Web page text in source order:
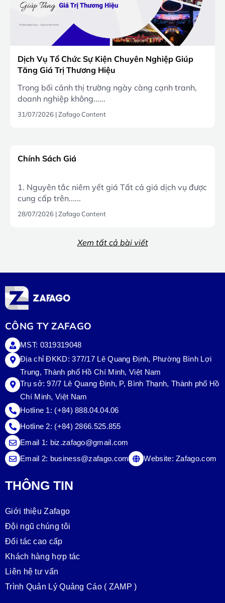
Dịch Vụ Tổ Chức Sự Kiện Chuyên Nghiệp Giúp
Tăng Giá Trị Thương Hiệu
Trong bối cảnh thị trường ngày càng cạnh tranh,
doanh nghiệp không......
31/07/2026 |Zafago Content
Chính Sách Giá
1. Nguyên tắc niêm yết giá Tất cả giá dịch vụ được
cung cấp trên......
28/07/2026 |Zafago Content
Xem tất cả bài viết
CÔNG TY ZAFAGO
MST: 0319319048
Địa chỉ ĐKKD: 377/17 Lê Quang Định, Phường Bình Lợi
Trung, Thành phố Hồ Chí Minh, Việt Nam
Trụ sở:97/7 Lê Quang Định, P, Bình Thạnh, Thành phố Hồ
Chí Minh, Việt Nam
Hotline 1: (+84) 888.04.04.06
Hotline 2: (+84) 2866.525.855
Email 1: biz.zafago@gmail.com
Email 2: business@zafago.com Website:Zafago.com
THÔNG TIN
Giới thiệu Zafago
Đội ngũ chúng tôi
Đối tác cao cấp
Khách hàng hợp tác
Liên hệ tư vấn
Trình Quản Lý Quảng Cáo ( ZAMP )